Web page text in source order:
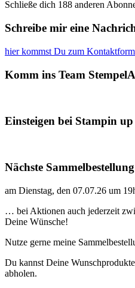
Schließe dich 188 anderen
Schreibe mir eine
hier kommst Du zum
Komm ins Team
Einsteigen bei Stampin up
Nächste Sammelbestellung
am Dienstag, den 07.07.26 um
… bei Aktionen auch jederzeit
Deine Wünsche!
Nutze gerne meine
Du kannst Deine
abholen.